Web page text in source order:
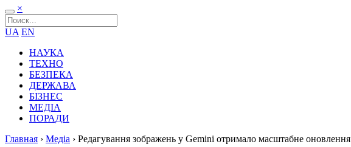
×
UA EN
НАУКА
ТЕХНО
БЕЗПЕКА
ДЕРЖАВА
БІЗНЕС
МЕДІА
ПОРАДИ
Главная › Медіа › Редагування зображень у Gemini отримало масштабне оновлення